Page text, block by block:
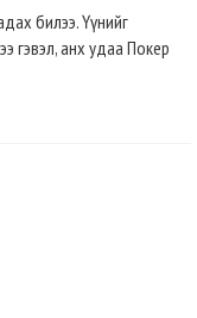
билээ. Үүнийг
гэвэл, анх удаа Покер